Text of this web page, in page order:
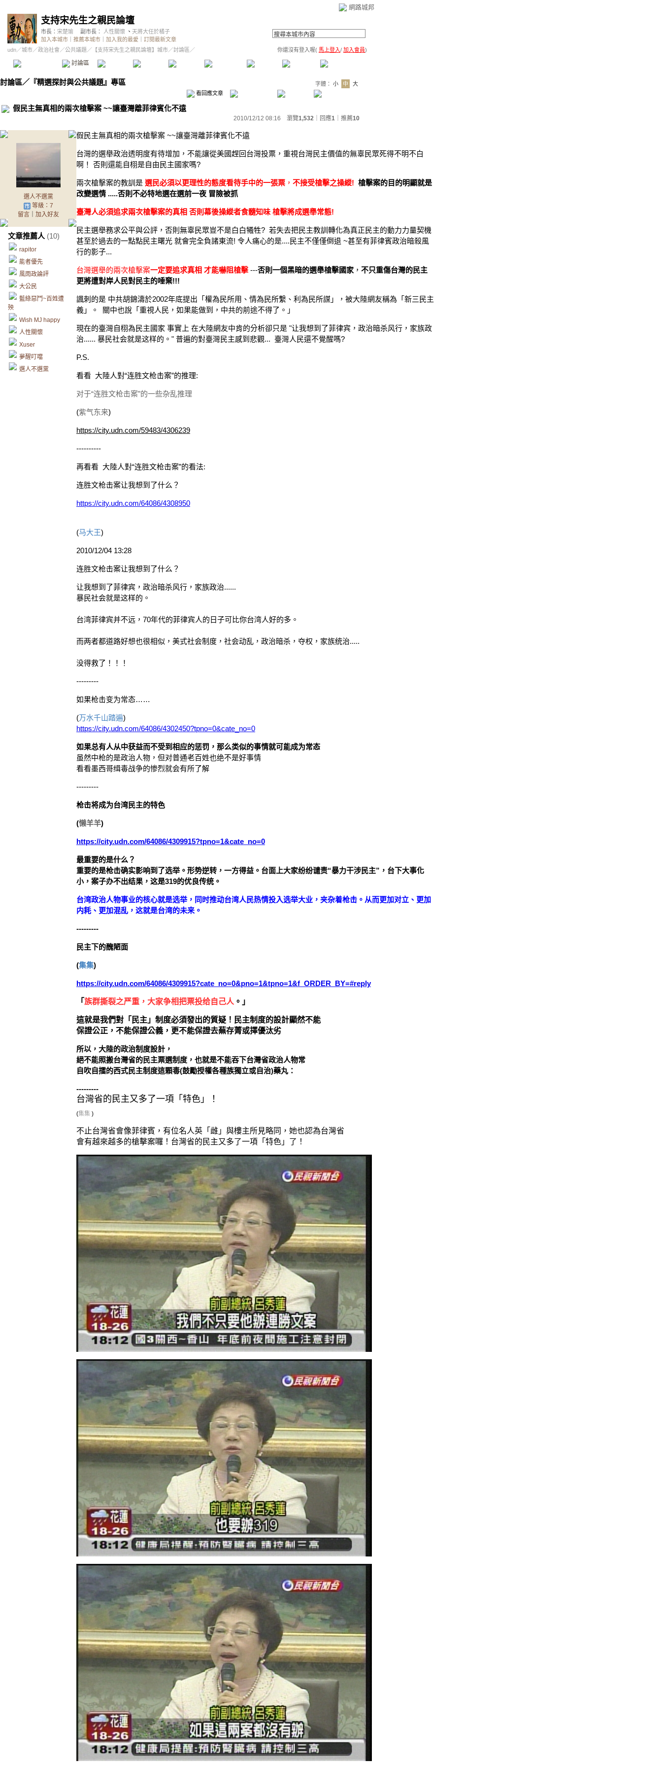
網路城邦
支持宋先生之親民論壇
市長： 宋楚瑜 副市長： 人性關懷 、 天將大任於橘子
加入本城市
推薦本城市 加入我的最愛
訂閱最新文章
udn／城市／政治社會 ／公共議題 ／ 【支持宋先生之親民論壇】城市／討論區／ 你還沒有登入喔( 馬上登入/ 加入會員)
討論區 精華區 投票區 影像館 公告區 訪客簿 市政中心
討論區／ 『精選探討與公共議題』專區 字體： 小 中
大
看回應文章
假民主無真相的兩次槍擊案 ~~讓臺灣離菲律賓化不遠
2010/12/12 08:16 瀏覽1,532 ｜回應1 推薦10
選人不選黨
等級：7
留言｜ 加入好友
文章推薦人 (10)
rapitor
能者優先
風雨政論評
大公民
藍綠惡鬥~百姓遭
殃
Wish MJ happy
人性關懷
Xuser
夢醒叮噹
選人不選黨
假民主無真相的兩次槍擊案 ~~讓臺灣離菲律賓化不遠
台灣的選舉政治透明度有待增加，不能讓從美國趕回台灣投票，重視台灣民主價值的無辜民眾死得不明不白
啊！ 否則還能自栩是自由民主國家嗎?
兩次槍擊案的教訓是 選民必須以更理性的態度看待手中的一張票 ， 不接受槍擊之操縱! 槍擊案的目的明顯就是
改變選情 .....否則不必特地選在選前一夜 冒險被抓
臺灣人必須追求兩次槍擊案的真相 否則幕後操縱者食髓知味 槍擊將成選舉常態!
民主選舉務求公平與公評，否則無辜民眾豈不是白白犧牲? 若失去把民主教訓轉化為真正民主的動力力量契機
甚至於過去的一點點民主曙光 就會完全負諸東流! 令人痛心的是....民主不僅僅倒退 ~甚至有菲律賓政治暗殺風
行的影子...
台灣選舉的兩次槍擊案一定要追求真相 才能嚇阻槍擊---否則一個黑暗的選舉槍擊國家 ， 不只重傷台灣的民主
更將遭對岸人民對民主的唾棄!!!
諷刺的是 中共胡錦濤於2002年底提出「權為民所用、情為民所繫、利為民所謀」，被大陸網友稱為「新三民主
義」。 關中也說「重視人民，如果能做到，中共的前途不得了。」
現在的臺灣自栩為民主國家 事實上 在大陸網友中肯的分析卻只是 "让我想到了菲律宾，政治暗杀风行，家族政
治...... 暴民社会就是这样的。" 普遍的對臺灣民主感到悲觀... 臺灣人民還不覺醒嗎?
P.S.
看看 大陸人對“连胜文枪击案”的推理:
对于“连胜文枪击案”的一些杂乱推理
(紫气东来)
https://city.udn.com/59483/4306239
----------
再看看 大陸人對“连胜文枪击案”的看法:
连胜文枪击案让我想到了什么？
https://city.udn.com/64086/4308950
(马大王)
2010/12/04 13:28
连胜文枪击案让我想到了什么？
让我想到了菲律宾，政治暗杀风行，家族政治......
暴民社会就是这样的。
台湾菲律宾并不远，70年代的菲律宾人的日子可比你台湾人好的多。
而两者都道路好想也很相似，美式社会制度，社会动乱，政治暗杀，夺权，家族统治.....
没得救了！！！
---------
如果枪击变为常态……
(万水千山踏遍)
https://city.udn.com/64086/4302450?tpno=0&cate_no=0
如果总有人从中获益而不受到相应的惩罚，那么类似的事情就可能成为常态
虽然中枪的是政治人物，但对普通老百姓也绝不是好事情
看看墨西哥缉毒战争的惨烈就会有所了解
---------
枪击将成为台湾民主的特色
(懒羊羊)
https://city.udn.com/64086/4309915?tpno=1&cate_no=0
最重要的是什么？
重要的是枪击确实影响到了选举。形势逆转，一方得益。台面上大家纷纷谴责“暴力干涉民主”，台下大事化
小，案子办不出结果，这是319的优良传统。
台湾政治人物事业的核心就是选举，同时推动台湾人民热情投入选举大业，夹杂着枪击。从而更加对立、更加
内耗、更加混乱，这就是台湾的未来。
---------
民主下的醜陋面
(集集)
https://city.udn.com/64086/4309915?cate_no=0&pno=1&tpno=1&f_ORDER_BY=#reply
「族群撕裂之严重，大家争相把票投给自己人 。」
這就是我們對「民主」制度必須發出的質疑！民主制度的設計顯然不能
保證公正，不能保證公義，更不能保證去蕪存菁或擇優汰劣
所以，大陸的政治制度設計，
絕不能照搬台灣省的民主票選制度，也就是不能吞下台灣省政治人物常
自吹自擂的西式民主制度這顆毒(鼓勵授權各種族獨立或自治)藥丸：
---------
台灣省的民主又多了一項「特色」！
(集集 )
不止台灣省會像菲律賓，有位名人英「雌」與樓主所見略同，她也認為台灣省
會有越來越多的槍擊案囉！台灣省的民主又多了一項「特色」了！